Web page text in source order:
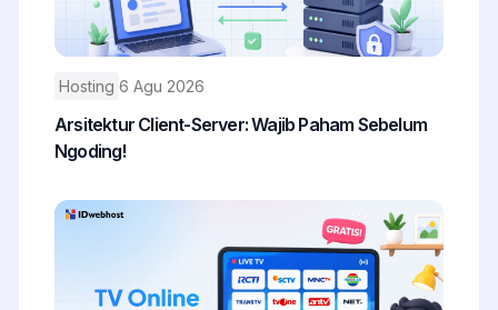
Hosting 6 Agu 2026
Arsitektur Client-Server: Wajib Paham Sebelum
Ngoding!